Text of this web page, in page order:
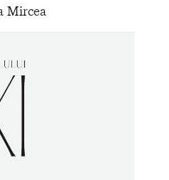
Mircea